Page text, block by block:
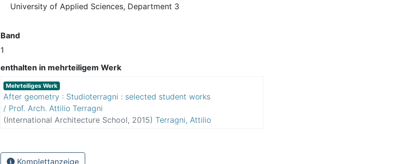
University of Applied Sciences, Department 3
Band
1
enthalten in mehrteiligem Werk
Mehrteiliges Werk
After geometry : Studioterragni : selected student works
/ Prof. Arch. Attilio Terragni
(International Architecture School, 2015) Terragni, Attilio
Komplettanzeige